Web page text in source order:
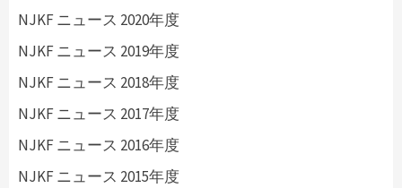
NJKF ニュース 2020年度
NJKF ニュース 2019年度
NJKF ニュース 2018年度
NJKF ニュース 2017年度
NJKF ニュース 2016年度
NJKF ニュース 2015年度